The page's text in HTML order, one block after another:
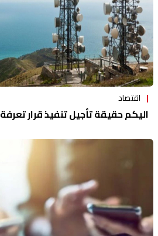
اقتصاد
اليكم حقيقة تأجيل تنفيذ قرار